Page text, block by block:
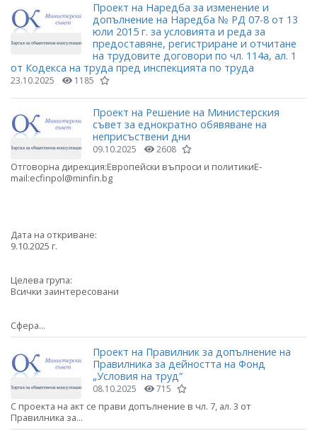
Проект на Наредба за изменение и
допълнение на Наредба № РД 07-8 от 13
юли 2015 г. за условията и реда за
предоставяне, регистриране и отчитане
на трудовите договори по чл. 114а, ал. 1
от Кодекса на труда пред инспекцията по труда
23.10.2025 1185
Проект на Решение на Министерския
съвет за еднократно обявяване на
неприсъствени дни
09.10.2025 2608
Отговорна дирекция:Европейски въпроси и политикиE-
mail:ecfinpol@minfin.bg
Дата на откриване:
9.10.2025 г.
Целева група:
Всички заинтересовани
Сфера...
Проект на Правилник за допълнение на
Правилника за дейността на Фонд
„Условия на труд“
08.10.2025 715
С проекта на акт се прави допълнение в чл. 7, ал. 3 от
Правилника за...